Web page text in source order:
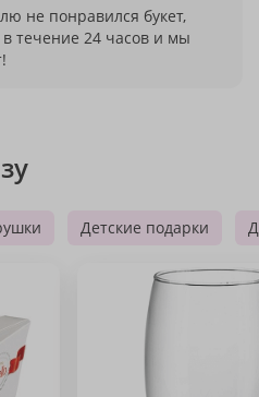
не понравился букет,
течение 24 часов и мы
Детские подарки